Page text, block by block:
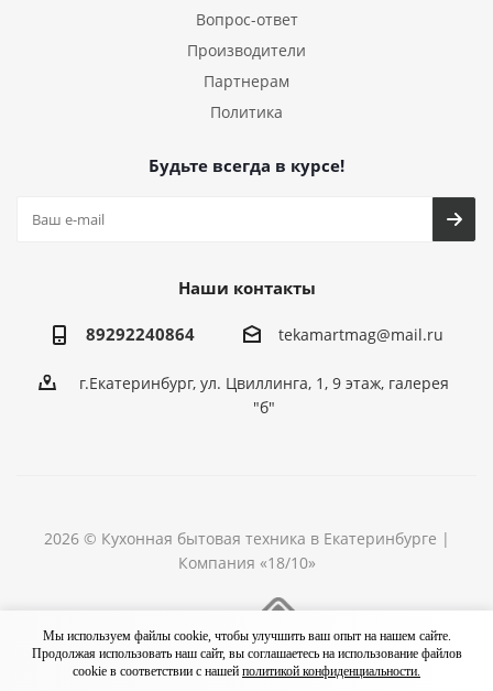
Вопрос-ответ
Производители
Партнерам
Политика
Будьте всегда в курсе!
Наши контакты
89292240864 tekamartmag@mail.ru
г.Екатеринбург, ул. Цвиллинга, 1, 9 этаж, галерея
"б"
2026 © Кухонная бытовая техника в Екатеринбурге |
Компания «18/10»
Мы используем файлы cookie, чтобы улучшить ваш опыт на нашем сайте.
Продолжая использовать наш сайт, вы соглашаетесь на использование файлов
cookie в соответствии с нашей политикой конфиденциальности.